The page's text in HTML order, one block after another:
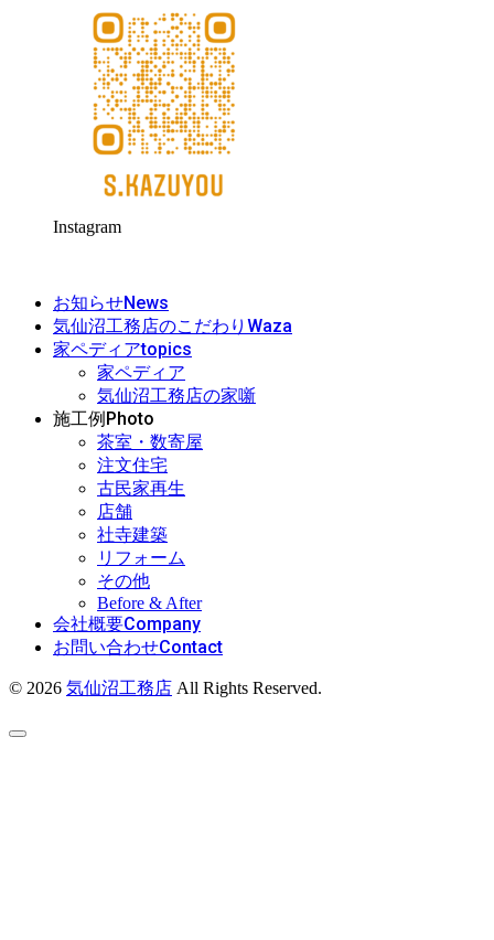
Instagram
お知らせNews
気仙沼工務店のこだわり Waza
家ペディアtopics
家ペディア
気仙沼工務店の家噺
施工例 Photo
茶室・数寄屋
注文住宅
古民家再生
店舗
社寺建築
リフォーム
その他
Before & After
会社概要Company
お問い合わせContact
© 2026 気仙沼工務店 All Rights Reserved.